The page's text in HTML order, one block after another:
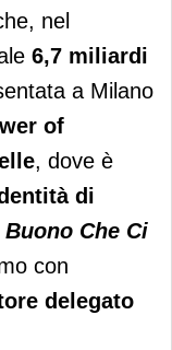
nel
6,7 miliardi
a Milano
of
, dove è
di
Che Ci
con
delegato